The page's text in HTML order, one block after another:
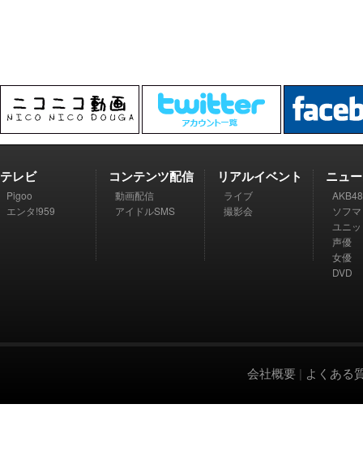
テレビ
Pigoo
エンタ!959
コンテンツ配信
動画配信
アイドルSMS
リアルイベント
ライブ
撮影会
ニュ
AKB48
ソフ
ユニ
声優
女優
DVD
会社概要 | よくある